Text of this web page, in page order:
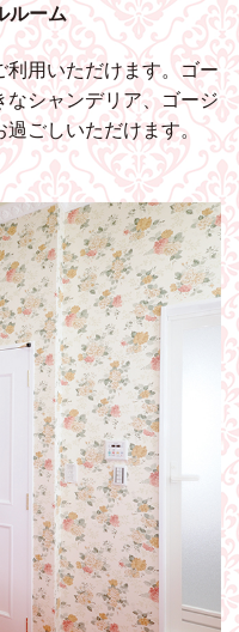
ルーム
利用いただけます。ゴー
シャンデリア、ゴージ
過ごしいただけます。